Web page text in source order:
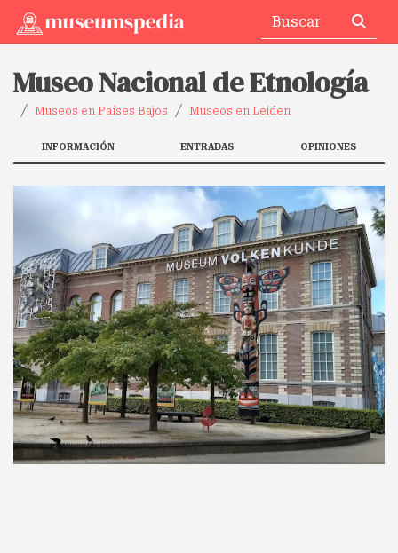
Museo Nacional de Etnología
Museos en Países Bajos Museos en Leiden
INFORMACIÓN ENTRADAS OPINIONES